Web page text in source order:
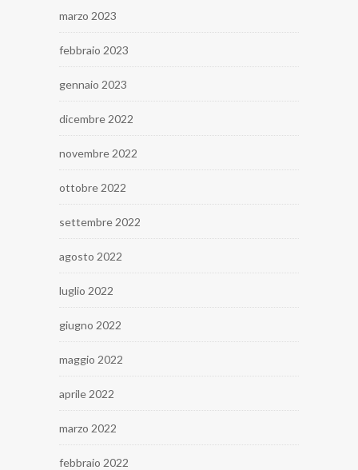
marzo 2023
febbraio 2023
gennaio 2023
dicembre 2022
novembre 2022
ottobre 2022
settembre 2022
agosto 2022
luglio 2022
giugno 2022
maggio 2022
aprile 2022
marzo 2022
febbraio 2022